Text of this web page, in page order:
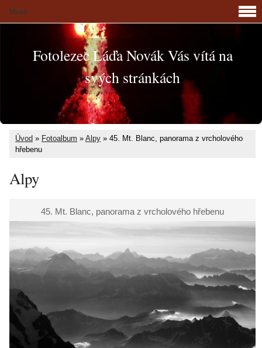
Fotolezec Láďa Novák Vás vítá na
svých stránkách
Úvod » Fotoalbum » Alpy » 45. Mt. Blanc, panorama z vrcholového
hřebenu
Alpy
45. Mt. Blanc, panorama z vrcholového hřebenu
Menu